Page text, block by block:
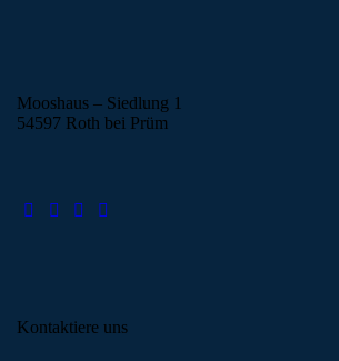
Mooshaus – Siedlung 1
54597 Roth bei Prüm
Kontaktiere uns